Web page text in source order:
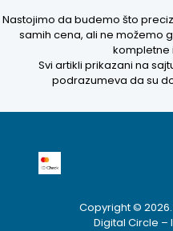
Nastojimo da budemo što
samih cena, ali ne možemo
kompletne
Svi artikli prikazani na
podrazumeva da su
Copyright ©
Digital Circle –